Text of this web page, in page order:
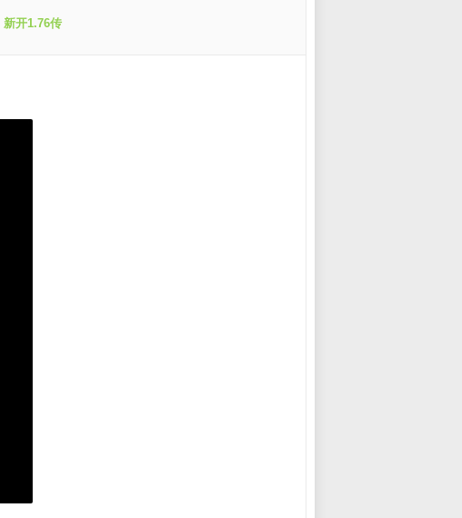
新开1.76传